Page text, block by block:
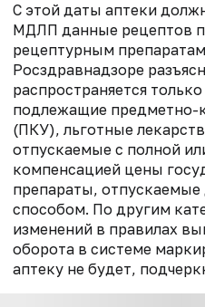
С этой даты аптеки
МДЛП данные рецептов
рецептурным
Росздравнадзоре
распространяется
подлежащие предметно-
(ПКУ), льготные
отпускаемые с полной
компенсацией цены
препараты,
способом. По другим
изменений в правилах
оборота в системе
аптеку не будет,